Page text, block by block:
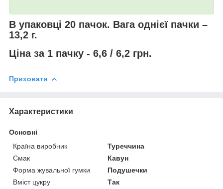
В упаковці 20 пачок. Вага однієї пачки –
13,2 г.
Ціна за 1 пачку - 6,6 / 6,2 грн.
Приховати
Характеристики
Основні
Країна виробник
Туреччина
Смак
Кавун
Форма жувальної гумки
Подушечки
Вміст цукру
Так